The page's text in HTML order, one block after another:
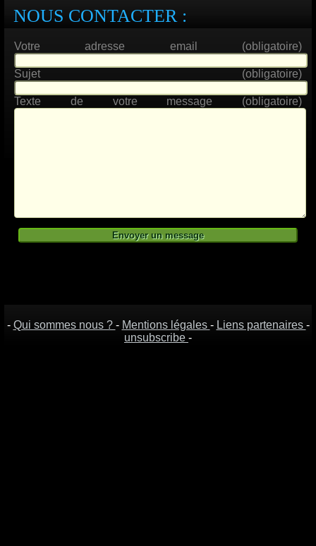
NOUS CONTACTER :
Votre adresse email (obligatoire)
Sujet (obligatoire)
Texte de votre message (obligatoire)
- Qui sommes nous ? - Mentions légales - Liens partenaires -
unsubscribe -